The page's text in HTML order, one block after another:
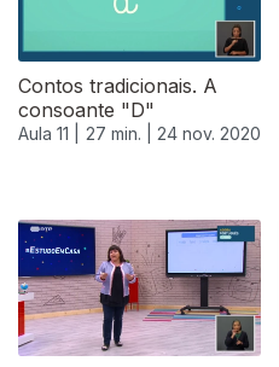
Contos tradicionais. A
consoante "D"
Aula 11 | 27 min. | 24 nov. 2020